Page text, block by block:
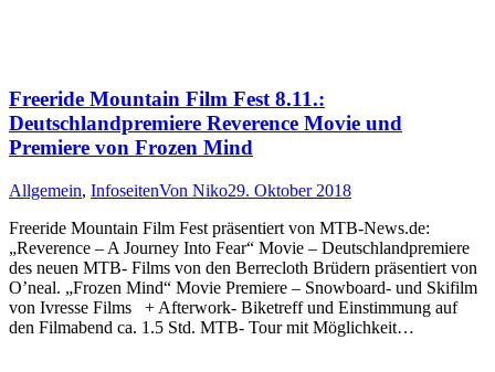
Freeride Mountain Film Fest 8.11.:
Deutschlandpremiere Reverence Movie und
Premiere von Frozen Mind
Allgemein, InfoseitenVon Niko29. Oktober 2018
Freeride Mountain Film Fest präsentiert von MTB-News.de:
„Reverence – A Journey Into Fear“ Movie – Deutschlandpremiere
des neuen MTB- Films von den Berrecloth Brüdern präsentiert von
O’neal. „Frozen Mind“ Movie Premiere – Snowboard- und Skifilm
von Ivresse Films + Afterwork- Biketreff und Einstimmung auf
den Filmabend ca. 1.5 Std. MTB- Tour mit Möglichkeit…